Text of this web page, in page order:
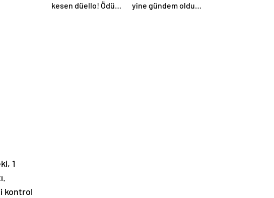
1
kontrol
kesen düello! Ödül
yine gündem oldu!